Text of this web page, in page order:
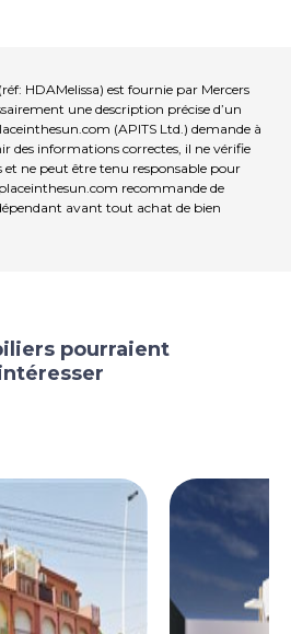
et des terrasses. Les
des piscines, des aires
une piste cyclable. Au cœur du
espagnol avec ses rues
de magasins, cafés et
juste que vous en profitiez.
à 12 minutes en voiture et la
HDAMelissa) est fournie par Mercers
une description précise d’un
(APITS Ltd.) demande à
des informations correctes, il ne vérifie
ne peut être tenu responsable pour
recommande de
avant tout achat de bien
pourraient